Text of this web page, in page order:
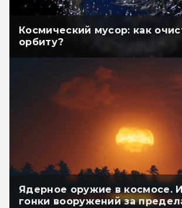
Космический мусор: как
орбиту?
Ядерное оружие в космосе.
гонки вооружений за